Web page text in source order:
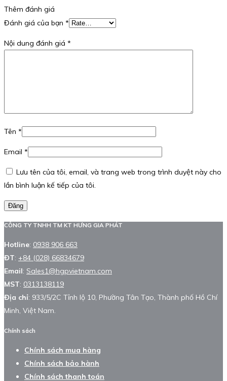
Thêm đánh giá
Đánh giá của bạn *
Nội dung đánh giá *
Tên *
Email *
Lưu tên của tôi, email, và trang web trong trình duyệt này cho
lần bình luận kế tiếp của tôi.
Đăng
CÔNG TY TNHH TM KT HƯNG GIA PHÁT
Hotline: 0938 906 663
ĐT: +84 (028) 66834679
Email: Sales1@hgpvietnam.com
MST: 0313138119
Địa chỉ: 933/5/2C Tỉnh lộ 10, Phường Tân Tạo, Thành phố Hồ Chí
Minh, Việt Nam.
Chính sách
Chính sách mua hàng
Chính sách bảo hành
Chính sách thanh toán